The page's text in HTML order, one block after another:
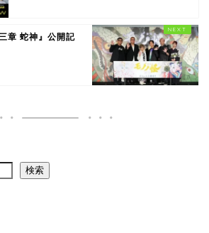
章 蛇神』公開記
検索